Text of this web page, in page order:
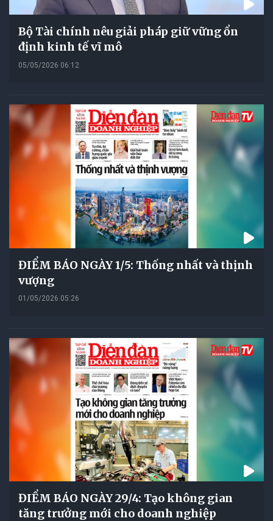
Bộ Tài chính nêu giải pháp giữ vững ổn
định kinh tế vĩ mô
05/05/2026 06:12
ĐIỂM BÁO NGÀY 1/5: Thống nhất và thịnh
vượng
01/05/2026 05:26
ĐIỂM BÁO NGÀY 29/4: Tạo không gian
tăng trưởng mới cho doanh nghiệp